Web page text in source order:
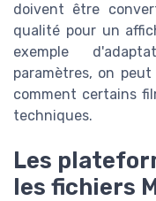
doivent être
qualité pour un
exemple
paramètres, on
comment certains
techniques.
Les
les fichiers